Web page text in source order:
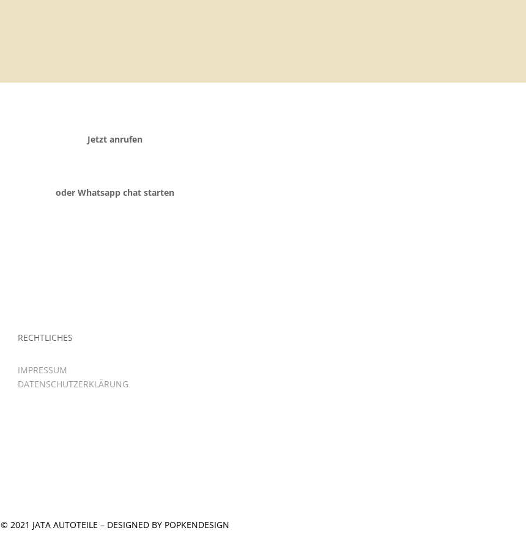
Jetzt anrufen
oder Whatsapp chat starten
RECHTLICHES
IMPRESSUM
DATENSCHUTZERKLÄRUNG
© 2021 JATA AUTOTEILE – DESIGNED BY POPKENDESIGN